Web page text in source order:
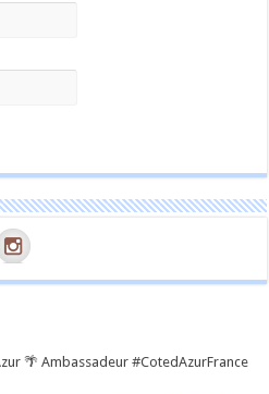
🌴 Ambassadeur #CotedAzurFrance